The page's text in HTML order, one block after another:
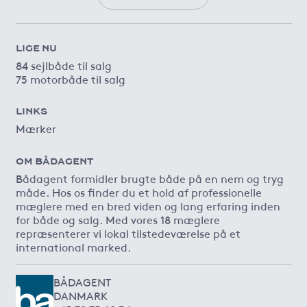
LIGE NU
84 sejlbåde til salg
75 motorbåde til salg
LINKS
Mærker
OM BÅDAGENT
Bådagent formidler brugte både på en nem og tryg
måde. Hos os finder du et hold af professionelle
mæglere med en bred viden og lang erfaring inden
for både og salg. Med vores 18 mæglere
repræsenterer vi lokal tilstedeværelse på et
international marked.
BÅDAGENT
DANMARK